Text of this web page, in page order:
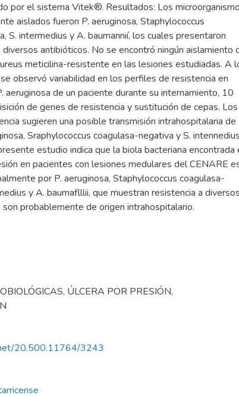
por el sistema Vitek®. Resultados: Los
aislados fueron P. aeruginosa, Staphylococcus
S. intermedius y A. baumannií, los cuales presentaron
antibióticos. No se encontró ningún aislamiento
meticilina-resistente en las lesiones estudiadas. A
observó variabilidad en los perfiles de resistencia en
aeruginosa de un paciente durante su internamiento, 10
de genes de resistencia y sustitución de cepas. Los
sugieren una posible transmisión intrahospitalaria de
Sraphylococcus coagulasa-negativa y S.
estudio indica que la biola bacteriana encontrada
en pacientes con lesiones medulares del CENARE
por P. aeruginosa, Staphylococcus coagulasa-
y A. baumaflllii, que muestran resistencia a diversos
probablemente de origen intrahospitalario.
, ÚLCERA POR PRESIÓN,
20.500.11764/3243